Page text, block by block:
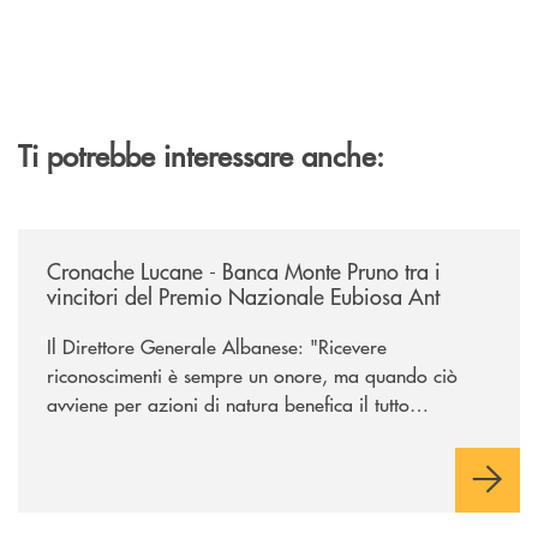
Ti potrebbe interessare anche:
Cronache Lucane - Banca Monte Pruno tra i
vincitori del Premio Nazionale Eubiosa Ant
Il Direttore Generale Albanese: "Ricevere
riconoscimenti è sempre un onore, ma quando ciò
avviene per azioni di natura benefica il tutto